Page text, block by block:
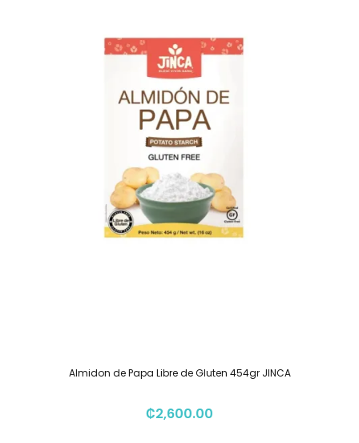
Almidon de Papa Libre de Gluten 454gr JINCA
₡2,600.00